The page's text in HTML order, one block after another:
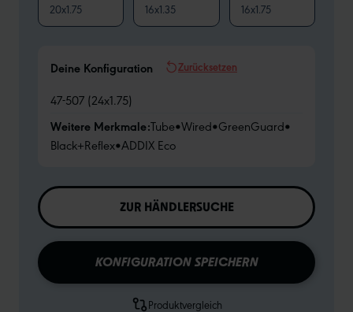
20x1.75 16x1.35 16x1.75
Deine Konfiguration Zurücksetzen
47-507 (24x1.75)
Weitere Merkmale:Tube•Wired•GreenGuard•
Black+Reflex•ADDIX Eco
ZUR HÄNDLERSUCHE
KONFIGURATION SPEICHERN
Produktvergleich